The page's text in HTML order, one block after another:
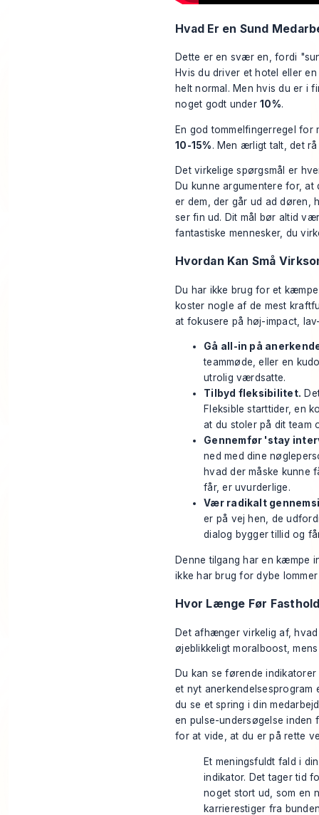
Hvad Er en Sund
Dette er en svær en, fordi
Hvis du driver et hotel eller
helt normal. Men hvis du er i
noget godt under10%.
En god tommelfingerregel for
10-15%. Men ærligt talt, det
Det virkelige spørgsmål er
Du kunne argumentere for,
er dem, der går ud ad døren,
ser fin ud. Dit mål bør altid
fantastiske mennesker, du
Hvordan Kan Små
Du har ikke brug for et
koster nogle af de mest
at fokusere på høj-impact,
Gå all-in på
teammøde, eller en
utrolig værdsatte.
Tilbyd fleksibilitet.
Fleksible starttider, en
at du stoler på dit team
Gennemfør 'stay
ned med dine
hvad der måske kunne
får, er uvurderlige.
Vær radikalt
er på vej hen, de
dialog bygger tillid og
Denne tilgang har en kæmpe
ikke har brug for dybe
Hvor Længe Før
Det afhænger virkelig af,
øjeblikkeligt moralboost,
Du kan se førende
et nyt anerkendelsesprogram
du se et spring i din
en pulse-undersøgelse inden
for at vide, at du er på rette
Et meningsfuldt fald i
indikator. Det tager tid
noget stort ud, som en
karrierestiger fra